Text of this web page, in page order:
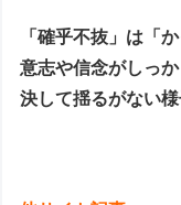
「確乎不抜」は「
意志や信念がしっか
決して揺るがない